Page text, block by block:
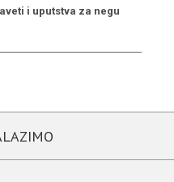
i uputstva za negu